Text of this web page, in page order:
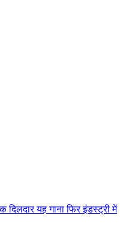
यह गाना फिर इंडस्ट्री में